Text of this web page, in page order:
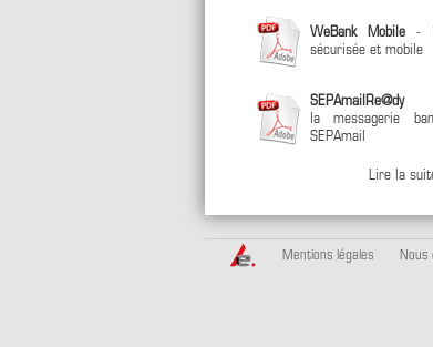
WeBank Mobile-
sécurisée et mobile
SEPAmailRe@dy
la messagerie
SEPAmail
Lire la
Mentions légales Nous